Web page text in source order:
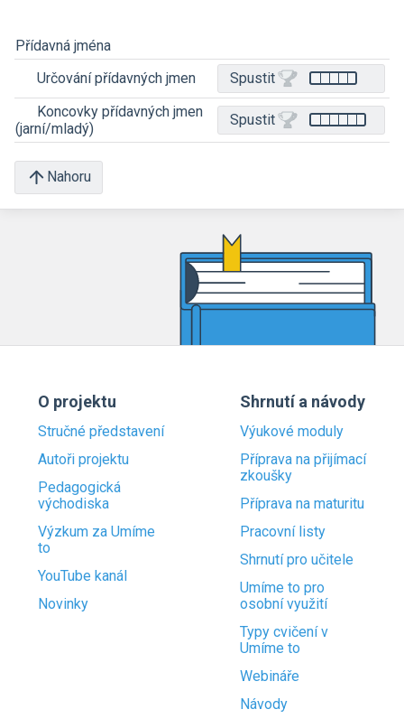
Přídavná jména
Určování přídavných jmen
Spustit
Koncovky přídavných jmen
(jarní/mladý)
Spustit
Nahoru
O projektu
Stručné představení
Autoři projektu
Pedagogická
východiska
Výzkum za Umíme
to
YouTube kanál
Novinky
Shrnutí a návody
Výukové moduly
Příprava na přijímací
zkoušky
Příprava na maturitu
Pracovní listy
Shrnutí pro učitele
Umíme to pro
osobní využití
Typy cvičení v
Umíme to
Webináře
Návody